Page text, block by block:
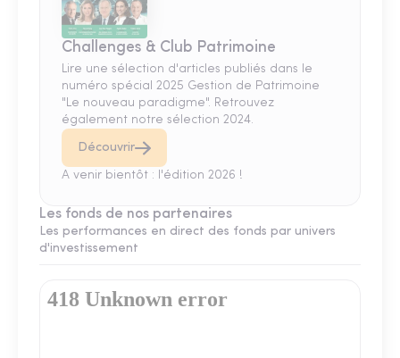
Challenges & Club Patrimoine
Lire une sélection d'articles publiés dans le
numéro spécial 2025 Gestion de Patrimoine
"Le nouveau paradigme". Retrouvez
également notre sélection 2024.
Découvrir
A venir bientôt : l'édition 2026 !
Les fonds de nos partenaires
Les performances en direct des fonds par univers
d'investissement